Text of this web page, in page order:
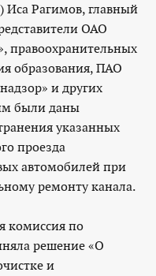
Иса Рагимов, главный
ОАО
правоохранительных
образования, ПАО
и других
были даны
указанных
проезда
автомобилей при
ремонту канала.
комиссия по
решение «О
и